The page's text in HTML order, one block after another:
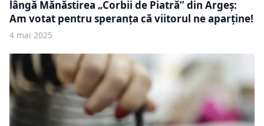
lângă Mănăstirea „Corbii de Piatră” din Argeș:
Am votat pentru speranţa că viitorul ne aparţine!
4 mai 2025